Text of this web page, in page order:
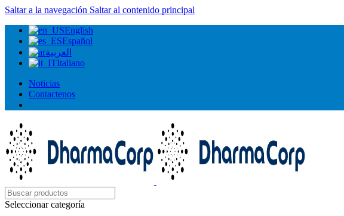
Saltar a la navegación Saltar al contenido principal
English
Español
العربية
Italiano
Noticias
Contactenos
Seleccionar categoría